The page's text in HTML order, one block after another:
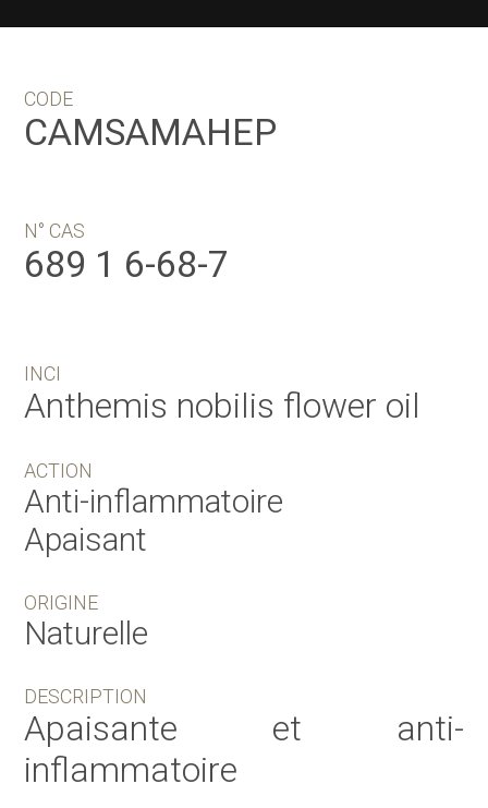
CODE
CAMSAMAHEP
N° CAS
689 1 6-68-7
INCI
Anthemis nobilis flower oil
ACTION
Anti-inflammatoire
Apaisant
ORIGINE
Naturelle
DESCRIPTION
Apaisante et anti-
inflammatoire